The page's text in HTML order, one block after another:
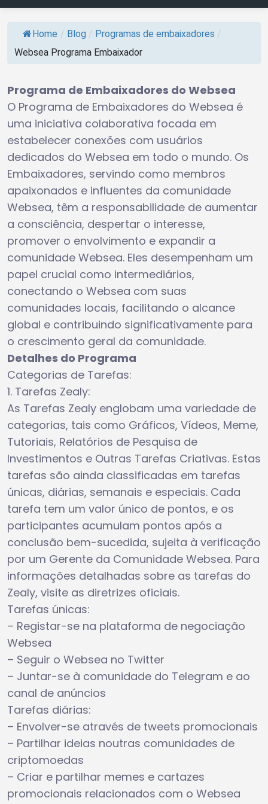
Home / Blog / Programas de embaixadores /
Websea Programa Embaixador
Programa de Embaixadores do Websea
O Programa de Embaixadores do Websea é
uma iniciativa colaborativa focada em
estabelecer conexões com usuários
dedicados do Websea em todo o mundo. Os
Embaixadores, servindo como membros
apaixonados e influentes da comunidade
Websea, têm a responsabilidade de aumentar
a consciência, despertar o interesse,
promover o envolvimento e expandir a
comunidade Websea. Eles desempenham um
papel crucial como intermediários,
conectando o Websea com suas
comunidades locais, facilitando o alcance
global e contribuindo significativamente para
o crescimento geral da comunidade.
Detalhes do Programa
Categorias de Tarefas:
1. Tarefas Zealy:
As Tarefas Zealy englobam uma variedade de
categorias, tais como Gráficos, Vídeos, Meme,
Tutoriais, Relatórios de Pesquisa de
Investimentos e Outras Tarefas Criativas. Estas
tarefas são ainda classificadas em tarefas
únicas, diárias, semanais e especiais. Cada
tarefa tem um valor único de pontos, e os
participantes acumulam pontos após a
conclusão bem-sucedida, sujeita à verificação
por um Gerente da Comunidade Websea. Para
informações detalhadas sobre as tarefas do
Zealy, visite as diretrizes oficiais.
Tarefas únicas:
– Registar-se na plataforma de negociação
Websea
– Seguir o Websea no Twitter
– Juntar-se à comunidade do Telegram e ao
canal de anúncios
Tarefas diárias:
– Envolver-se através de tweets promocionais
– Partilhar ideias noutras comunidades de
criptomoedas
– Criar e partilhar memes e cartazes
promocionais relacionados com o Websea